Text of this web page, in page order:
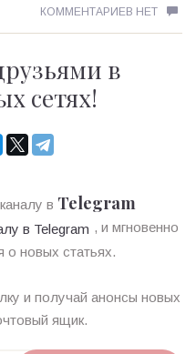
КОММЕНТАРИЕВ НЕТ
в
сетях!
в Telegram
, и мгновенно
о новых статьях.
и получай анонсы новых
ящик.